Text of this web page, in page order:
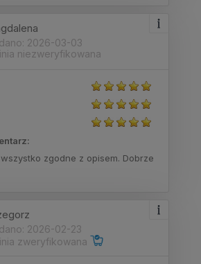
2026-03-03
niezweryfikowana
zgodne z opisem. Dobrze
2026-02-23
zweryfikowana